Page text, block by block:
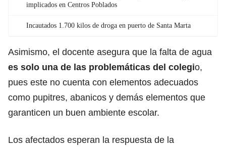
implicados en Centros Poblados
Incautados 1.700 kilos de droga en puerto de Santa Marta
Asimismo, el docente asegura que la falta de agua
es solo una de las problemáticas del colegio,
pues este no cuenta con elementos adecuados
como pupitres, abanicos y demás elementos que
garanticen un buen ambiente escolar.
Los afectados esperan la respuesta de la